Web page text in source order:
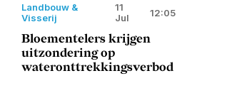
Landbouw &
Visserij
11
Jul
12:05
Bloementelers krijgen
uitzondering op
wateronttrekkingsverbod